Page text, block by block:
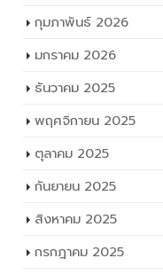
กุมภาพันธ์ 2026
มกราคม 2026
ธันวาคม 2025
พฤศจิกายน 2025
ตุลาคม 2025
กันยายน 2025
สิงหาคม 2025
กรกฎาคม 2025